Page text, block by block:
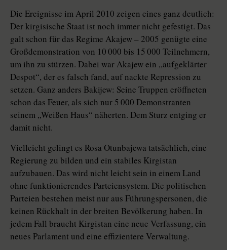
Die Ereignisse im April 2010 zeigen eines ganz deutlich:
Der kirgisische Staat ist noch immer nicht gefestigt. Das
galt schon für das Regime Akajew – 2005 genügte eine
Großdemonstration von 10 000 bis 15 000 Teilnehmern,
um ihn zu stürzen. Dabei war Akajew ein „aufgeklärter
Despot“, der es falsch fand, auf nackte Repression zu
setzen. Ganz anders Bakijew: Seine Truppen eröffneten
schon das Feuer, als sich nur 5 000 Demonstranten
seinem „Weißen Haus“ näherten. Dem Sturz entging er
damit nicht.
Vielleicht gelingt es Rosa Otunbajewa tatsächlich, eine
Regierung zu bilden und ein stabiles Kirgistan
aufzubauen. Das wird nicht leicht sein in einem Land
ohne funktionierendes Parteiensystem. Die politischen
Parteien bestehen meist nur aus Führungspersonen, die
keinen Rückhalt in der breiten Bevölkerung haben. In
jedem Fall braucht Kirgistan eine neue Verfassung, ein
neues Parlament und eine effizientere Verwaltung.